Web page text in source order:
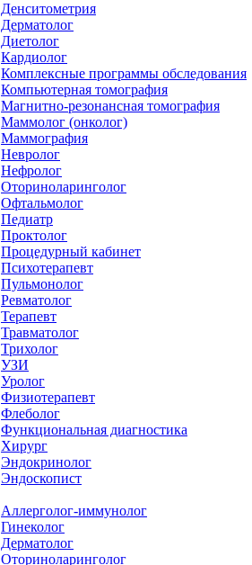
Денситометрия
Дерматолог
Диетолог
Кардиолог
Комплексные программы обследования
Компьютерная томография
Магнитно-резонансная томография
Маммолог (онколог)
Маммография
Невролог
Нефролог
Оториноларинголог
Офтальмолог
Педиатр
Проктолог
Процедурный кабинет
Психотерапевт
Пульмонолог
Ревматолог
Терапевт
Травматолог
Трихолог
УЗИ
Уролог
Физиотерапевт
Флеболог
Функциональная диагностика
Хирург
Эндокринолог
Эндоскопист
Аллерголог-иммунолог
Гинеколог
Дерматолог
Оториноларинголог